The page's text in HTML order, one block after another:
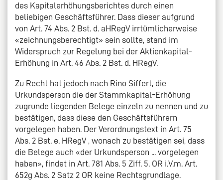
des Kapitalerhöhungsberichtes durch einen
beliebigen Geschäftsführer. Dass dieser aufgrund
von Art. 74 Abs. 2 Bst. d. aHRegV irrtümlicherweise
«zeichnungsberechtigt» sein sollte, stand im
Widerspruch zur Regelung bei der Aktienkapital-
Erhöhung in Art. 46 Abs. 2 Bst. d. HRegV.
Zu Recht hat jedoch nach Rino Siffert, die
Urkundsperson die der Stammkapital-Erhöhung
zugrunde liegenden Belege einzeln zu nennen und zu
bestätigen, dass diese den Geschäftsführern
vorgelegen haben. Der Verordnungstext in Art. 75
Abs. 2 Bst. e. HRegV , wonach zu bestätigen sei, dass
die Belege auch «der Urkundsperson ... vorgelegen
haben», findet in Art. 781 Abs. 5 Ziff. 5. OR i.V.m. Art.
652g Abs. 2 Satz 2 OR keine Rechtsgrundlage.